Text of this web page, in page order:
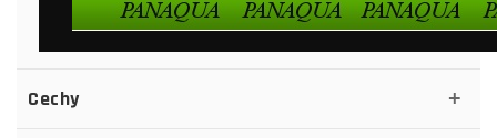
Cechy